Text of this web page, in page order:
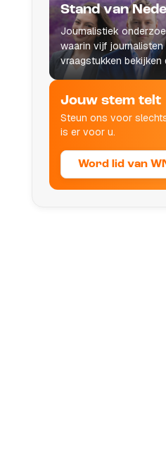
Stand van
Journalistiek
waarin vijf
vraagstukken
leven raken.
Jouw stem telt
Steun ons voor
is er voor u.
Word lid van